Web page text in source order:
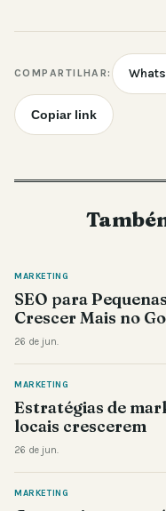
COMPARTILHAR:
Copiar link
MARKETING
SEO para
Crescer Mais no
26 de jun.
MARKETING
Estratégias de
locais crescerem
26 de jun.
MARKETING